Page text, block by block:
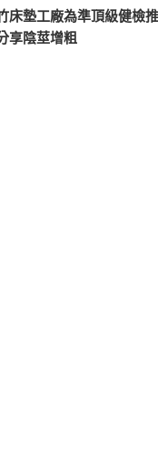
床墊工廠為準頂級健檢
享陰莖增粗